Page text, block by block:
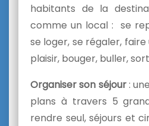
habitants de la
comme un local : se
se loger, se régaler, faire
plaisir, bouger, buller,
Organiser son séjour:
plans à travers 5
rendre seul, séjours et